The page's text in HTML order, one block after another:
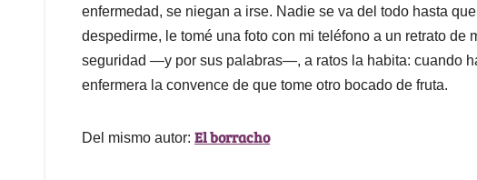
enfermedad, se niegan a irse. Nadie se va del todo hasta
despedirme, le tomé una foto con mi teléfono a un retrato de
seguridad —y por sus palabras—, a ratos la habita: cuando
enfermera la convence de que tome otro bocado de fruta.
Del mismo autor: El borracho